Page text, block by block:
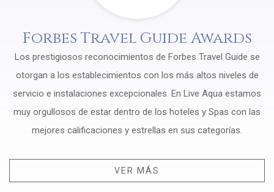
Forbes Travel Guide Awards
Los prestigiosos reconocimientos de Forbes Travel Guide se
otorgan a los establecimientos con los más altos niveles de
servicio e instalaciones excepcionales. En Live Aqua estamos
muy orgullosos de estar dentro de los hoteles y Spas con las
mejores calificaciones y estrellas en sus categorías.
VER MÁS